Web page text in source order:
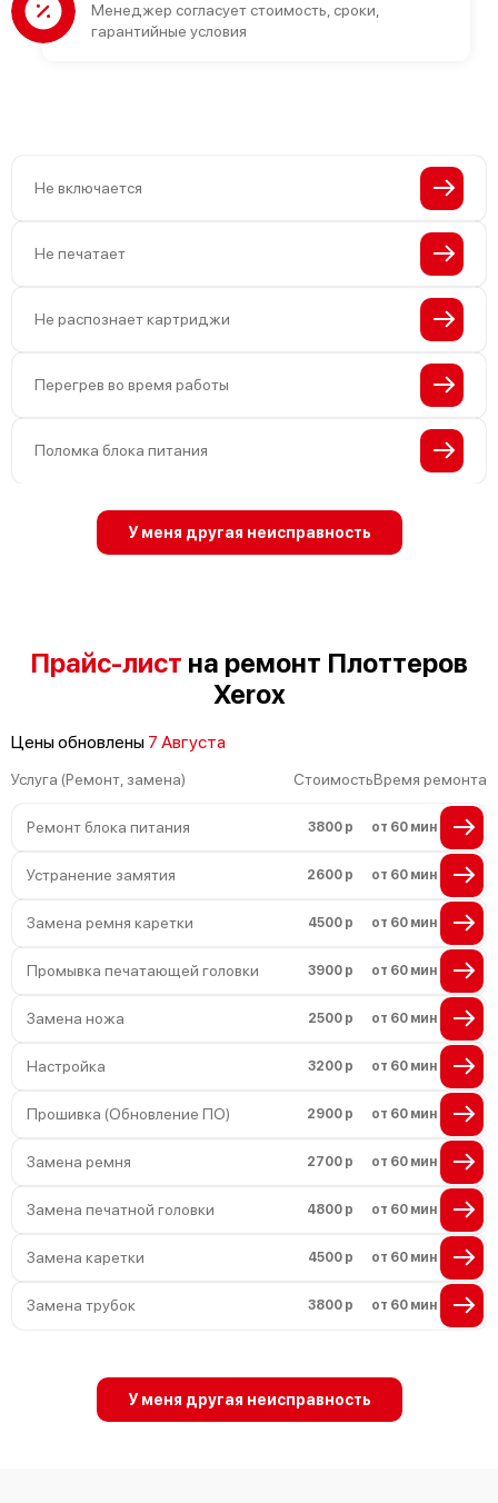
Менеджер согласует стоимость, сроки,
гарантийные условия
Не включается
Не печатает
Не распознает картриджи
Перегрев во время работы
Поломка блока питания
У меня другая неисправность
Прайс-лист на ремонт Плоттеров
Xerox
Цены обновлены 7 Августа
Услуга (Ремонт, замена) СтоимостьВремя ремонта
Ремонт блока питания 3800 р от 60 мин
Устранение замятия 2600 р от 60 мин
Замена ремня каретки 4500 р от 60 мин
Промывка печатающей головки 3900 р от 60 мин
Замена ножа 2500 р от 60 мин
Настройка 3200 р от 60 мин
Прошивка (Обновление ПО) 2900 р от 60 мин
Замена ремня 2700 р от 60 мин
Замена печатной головки 4800 р от 60 мин
Замена каретки 4500 р от 60 мин
Замена трубок 3800 р от 60 мин
У меня другая неисправность